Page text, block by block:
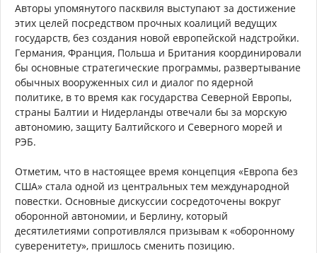
Авторы упомянутого пасквиля выступают за достижение
этих целей посредством прочных коалиций ведущих
государств, без создания новой европейской надстройки.
Германия, Франция, Польша и Британия координировали
бы основные стратегические программы, развертывание
обычных вооруженных сил и диалог по ядерной
политике, в то время как государства Северной Европы,
страны Балтии и Нидерланды отвечали бы за морскую
автономию, защиту Балтийского и Северного морей и
РЭБ.
Отметим, что в настоящее время концепция «Европа без
США» стала одной из центральных тем международной
повестки. Основные дискуссии сосредоточены вокруг
оборонной автономии, и Берлину, который
десятилетиями сопротивлялся призывам к «оборонному
суверенитету», пришлось сменить позицию.